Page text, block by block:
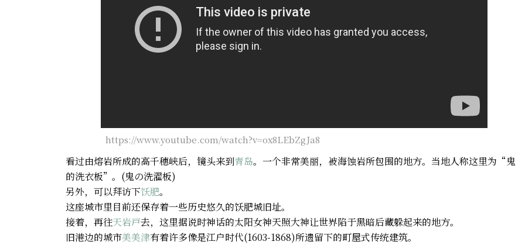
https://www.youtube.com/watch?v=ox8LEbZgJa8
看过由熔岩所成的高千穗峡后，镜头来到青岛。一个非常美丽，被海蚀岩所包围的地方。当地人称这里为“鬼
的洗衣板”。(鬼の洗濯板)
另外，可以拜访下饫肥。
这座城市里目前还保存着一些历史悠久的饫肥城旧址。
接着，再往天岩戸去，这里据说时神话的太阳女神天照大神让世界陷于黑暗后藏躲起来的地方。
旧港边的城市美美津有着许多像是江户时代(1603-1868)所遗留下的町屋式传统建筑。